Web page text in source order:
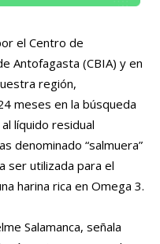
el Centro de
Antofagasta (CBIA) y en
región,
meses en la búsqueda
líquido residual
denominado “salmuera”
ser utilizada para el
harina rica en Omega 3.
Salamanca, señala